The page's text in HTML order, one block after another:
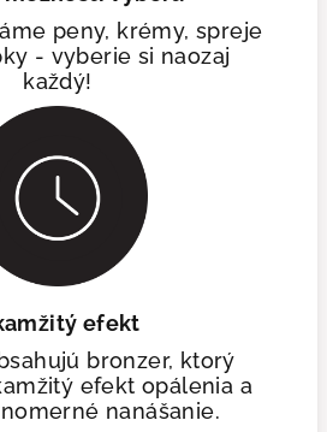
peny, krémy, spreje
- vyberie si naozaj
každý!
efekt
bronzer, ktorý
efekt opálenia a
nanášanie.